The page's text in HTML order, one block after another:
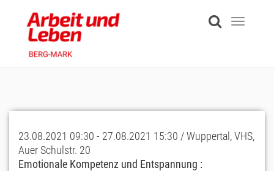
content
Toggle
23.08.2021 09:30 - 27.08.2021 15:30 / Wuppertal, VHS,
Auer Schulstr. 20
Emotionale Kompetenz und Entspannung :